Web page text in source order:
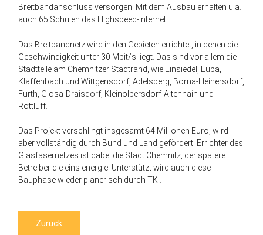
Breitbandanschluss versorgen. Mit dem Ausbau erhalten u.a.
auch 65 Schulen das Highspeed-Internet.
Das Breitbandnetz wird in den Gebieten errichtet, in denen die
Geschwindigkeit unter 30 Mbit/s liegt. Das sind vor allem die
Stadtteile am Chemnitzer Stadtrand, wie Einsiedel, Euba,
Klaffenbach und Wittgensdorf, Adelsberg, Borna-Heinersdorf,
Furth, Glösa-Draisdorf, Kleinolbersdorf-Altenhain und
Rottluff.
Das Projekt verschlingt insgesamt 64 Millionen Euro, wird
aber vollständig durch Bund und Land gefördert. Errichter des
Glasfasernetzes ist dabei die Stadt Chemnitz, der spätere
Betreiber die eins energie. Unterstützt wird auch diese
Bauphase wieder planerisch durch TKI.
Zurück